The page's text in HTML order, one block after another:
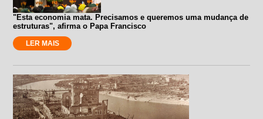
"Esta economia mata. Precisamos e queremos uma mudança de
estruturas", afirma o Papa Francisco
LER MAIS